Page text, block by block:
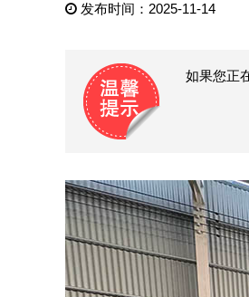
发布时间：2025-11-14
如果您正